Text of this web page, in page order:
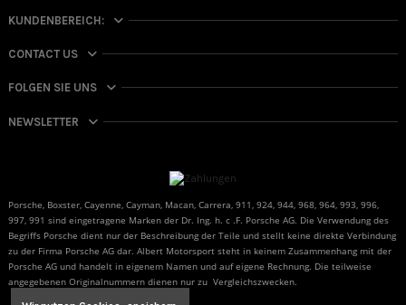
KUNDENBEREICH:
CONTACT US
FOLGEN SIE UNS
NEWSLETTER
Porsche, Boxster, Cayenne, Cayman, Macan, Carrera, 911, 924, 944, 968, 964, 993, 996,
997, 991 sind eingetragene Marken der Dr. Ing. h. c .F. Porsche AG. Die Verwendung des
Begriffs Porsche dient nur der Beschreibung der Teile und stellt keine direkte Verbindung
zu der Firma Porsche AG dar. Albert Motorsport steht in keinem Zusammenhang mit der
Porsche AG und handelt in eigenem Namen und auf eigene Rechnung. Die teilweise
angegebenen Originalnummern dienen nur zu Vergleichszwecken.